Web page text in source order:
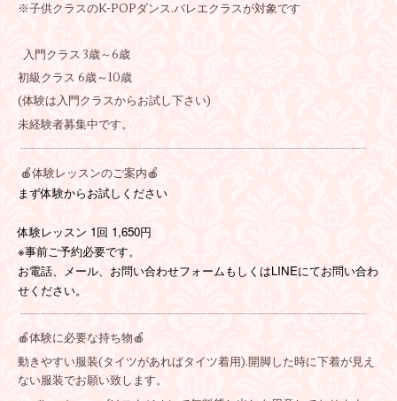
※子供クラスのK-POPダンス.バレエクラスが対象です
入門クラス 3歳～6歳
初級クラス 6歳～10歳
(体験は入門クラスからお試し下さい)
未経験者募集中です。
┈┈┈┈┈┈┈┈┈┈┈┈┈┈┈┈┈┈┈┈┈┈┈┈┈┈┈┈┈┈
🍎体験レッスンのご案内🍎
まず体験からお試しください
体験レッスン 1回 1,650円
※事前ご予約必要です。
お電話、メール、お問い合わせフォームもしくはLINEにてお問い合わ
せください。
┈┈┈┈┈┈┈┈┈┈┈┈┈┈┈┈┈┈┈┈┈┈┈┈┈┈┈┈┈┈
🍎体験に必要な持ち物🍎
動きやすい服装(タイツがあればタイツ着用).開脚した時に下着が見え
ない服装でお願い致します。